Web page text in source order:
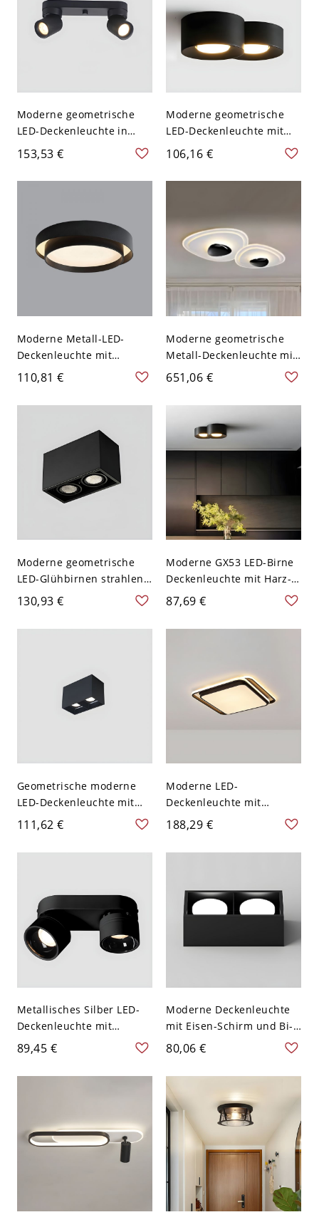
Moderne geometrische
LED-Deckenleuchte in
Naturlicht mit
Aluminiumschirm - 110V-
120V Schwarz 30,48 cm
153,53 €
Moderne geometrische
LED-Deckenleuchte mit
Harzschirm - Schwarz
110V-120V 17,78 cm
Natürliches Llicht
106,16 €
Moderne Metall-LED-
Deckenleuchte mit
Acrylschirm und 2
Lichtern - Schwarz 110V-
120V 40,64 cm Warm
110,81 €
Moderne geometrische
Metall-Deckenleuchte mit
LED-Lampen für den
Wohnbereich - Weiß-
Schwarz 110V-120V 2
651,06 €
Moderne geometrische
LED-Glühbirnen strahlen
Metallschirm 8 Zoll Flush
Mount Deckenleuchte aus
- 110V-120V Schwarz 2
130,93 €
Moderne GX53 LED-Birne
Deckenleuchte mit Harz-
Zylinder-Schirm - Schwarz
110V-120V 17,78 cm
Natürliches Llicht
87,69 €
Geometrische moderne
LED-Deckenleuchte mit
Aluminiumschirm - 110V-
120V 2 Schwarz Warm
111,62 €
Moderne LED-
Deckenleuchte mit
Silikagel-Schirm,
dimmbar, direkt verkabelt
- Schwarz 110V-120V 50,8
188,29 €
Metallisches Silber LED-
Deckenleuchte mit
Aluminiumschirm und
modernem Design-Stil -
110V-120V 2 Schwarz
89,45 €
Moderne Deckenleuchte
mit Eisen-Schirm und Bi-
Pin für den Wohnbereich -
Schwarz 110V-120V 2
80,06 €